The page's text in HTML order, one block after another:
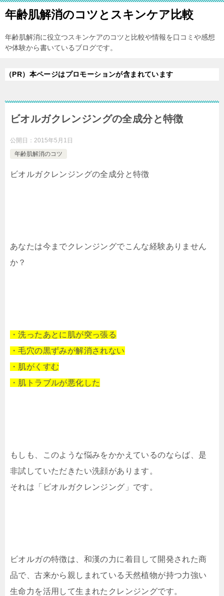
年齢肌解消のコツとスキンケア比較
年齢肌解消に役立つスキンケアのコツと比較や情報を口コミや感想
や体験から書いているブログです。
（PR）本ページはプロモーションが含まれています
ビオルガクレンジングの全成分と特徴
公開日： 2015年5月1日
年齢肌解消のコツ
ビオルガクレンジングの全成分と特徴
あなたは今までクレンジングでこんな経験ありません
か？
・洗ったあとに肌が突っ張る
・毛穴の黒ずみが解消されない
・肌がくすむ
・肌トラブルが悪化した
もしも、このような悩みをかかえているのならば、是
非試していただきたい洗顔があります。
それは「ビオルガクレンジング」です。
ビオルガの特徴は、和漢の力に着目して開発された商
品で、古来から親しまれている天然植物が持つ力強い
生命力を活用して生まれたクレンジングです。